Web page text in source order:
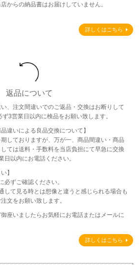
からの納品書はお届けしていません。
詳しくはこちら
返品について
、注文間違いでのご返品・交換はお断りして
3営業日以内に検品をお願い致します。
違いによる良品交換について】
しておりますが、万が一、商品間違い・商品
ては送料・手数料を当店負担にて早急に交換
以内にお電話ください。
】
必ずご確認ください。
して見る時とは想像と違うと感じられる場合も
文をお願い致します。
座いましたらお気軽にお電話またはメールに
詳しくはこちら